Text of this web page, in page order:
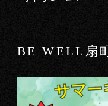
BE WELL扇